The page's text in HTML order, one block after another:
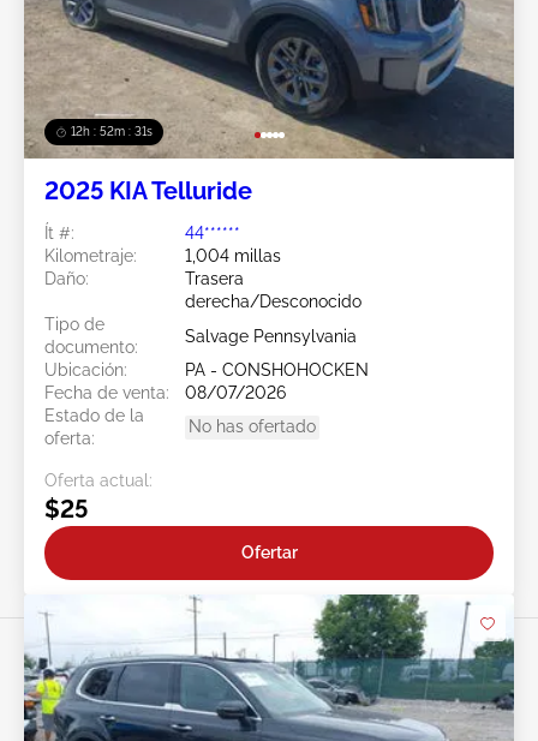
12h : 52m : 29s
2025 KIA Telluride
Ít #:
44******
Kilometraje:
1,004 millas
Daño:
Trasera
derecha/Desconocido
Tipo de
documento:
Salvage Pennsylvania
Ubicación:
PA - CONSHOHOCKEN
Fecha de venta:
08/07/2026
Estado de la
oferta:
No has ofertado
Oferta actual:
$25
Ofertar